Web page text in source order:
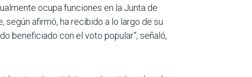
ocupa funciones en la Junta de
afirmó, ha recibido a lo largo de su
beneficiado con el voto popular”, señaló,